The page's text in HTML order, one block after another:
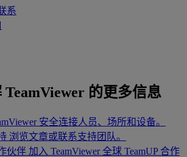
系
TeamViewer 的更多信息
安全连接人员、场所和设备。
浏览文章或联系支持团队。
伙伴 加入 TeamViewer 全球 TeamUP 合作